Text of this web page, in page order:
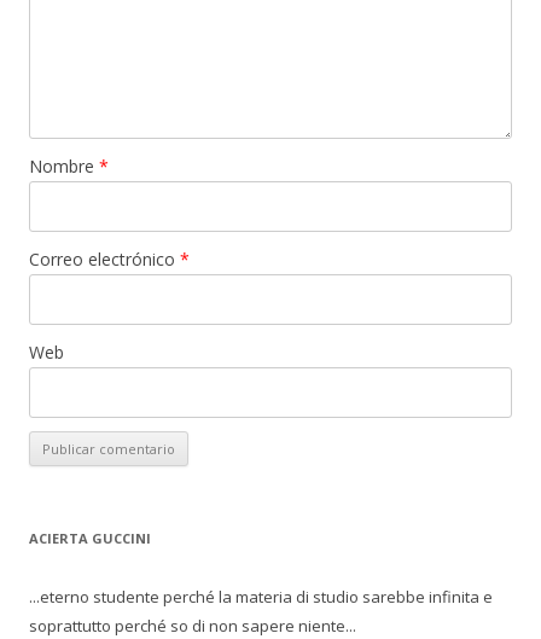
Nombre *
Correo electrónico *
Web
ACIERTA GUCCINI
...eterno studente perché la materia di studio sarebbe infinita e
soprattutto perché so di non sapere niente...